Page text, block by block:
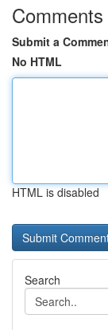
Comments
Submit a
No HTML
HTML is disabled
Search